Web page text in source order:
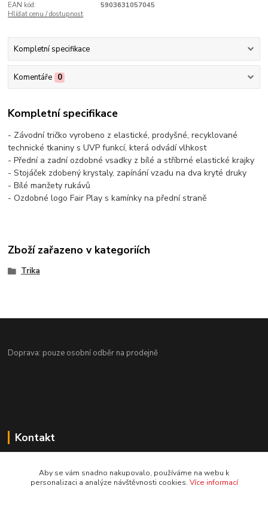
EAN kód:
5903631057045
Hlídat cenu / dostupnost
Kompletní specifikace
Komentáře 0
Kompletní specifikace
- Závodní tričko vyrobeno z elastické, prodyšné, recyklované
technické tkaniny s UVP funkcí, která odvádí vlhkost
- Přední a zadní ozdobné vsadky z bílé a stříbrné elastické krajky
- Stojáček zdobený krystaly, zapínání vzadu na dva kryté druky
- Bílé manžety rukávů
- Ozdobné logo Fair Play s kamínky na přední straně
Zboží zařazeno v kategoriích
Trika
Doprava: pouze osobní odběr na prodejně
Kontakt
Aby se vám snadno nakupovalo, používáme na webu k
personalizaci a analýze návštěvnosti cookies. Více informací